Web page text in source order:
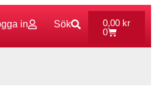
in Sök 0,00 kr
0